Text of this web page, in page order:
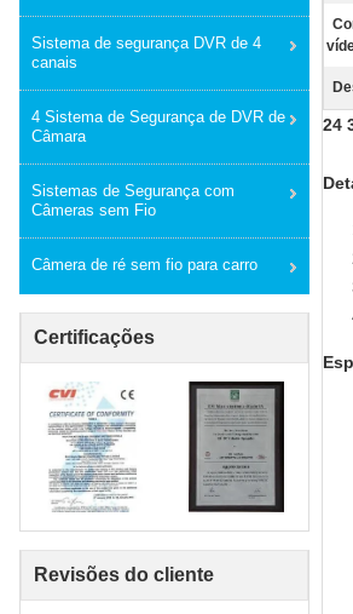
Sistema de segurança DVR de 4
canais
4 Sistema de Segurança de DVR de
Câmara
Sistemas de Segurança com
Câmeras sem Fio
Câmera de ré sem fio para carro
Certificações
Revisões do cliente
24